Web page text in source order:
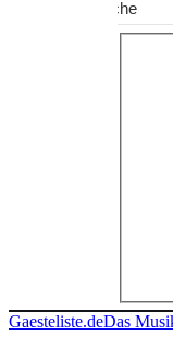
Suche
Gaesteliste.deDas